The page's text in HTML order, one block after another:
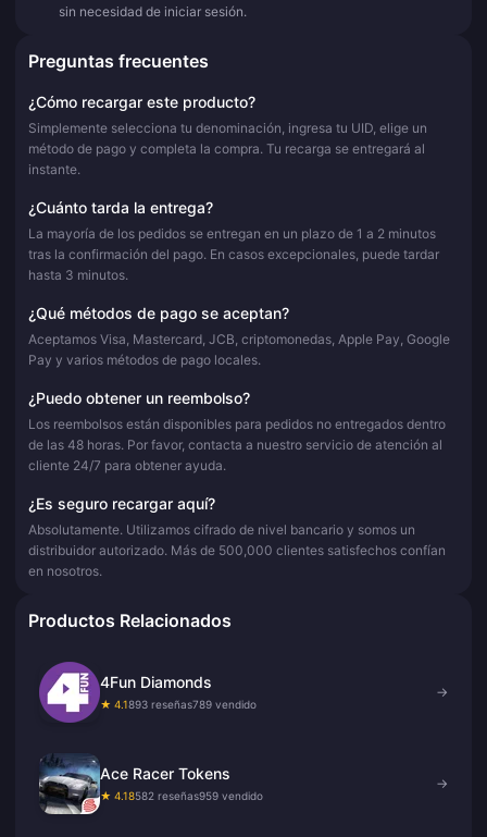
sin necesidad de iniciar sesión.
Preguntas frecuentes
¿Cómo recargar este producto?
Simplemente selecciona tu denominación, ingresa tu UID, elige un
método de pago y completa la compra. Tu recarga se entregará al
instante.
¿Cuánto tarda la entrega?
La mayoría de los pedidos se entregan en un plazo de 1 a 2 minutos
tras la confirmación del pago. En casos excepcionales, puede tardar
hasta 3 minutos.
¿Qué métodos de pago se aceptan?
Aceptamos Visa, Mastercard, JCB, criptomonedas, Apple Pay, Google
Pay y varios métodos de pago locales.
¿Puedo obtener un reembolso?
Los reembolsos están disponibles para pedidos no entregados dentro
de las 48 horas. Por favor, contacta a nuestro servicio de atención al
cliente 24/7 para obtener ayuda.
¿Es seguro recargar aquí?
Absolutamente. Utilizamos cifrado de nivel bancario y somos un
distribuidor autorizado. Más de 500,000 clientes satisfechos confían
en nosotros.
Productos Relacionados
4Fun Diamonds
★ 4.1893 reseñas789 vendido
→
Ace Racer Tokens
★ 4.18582 reseñas959 vendido
→